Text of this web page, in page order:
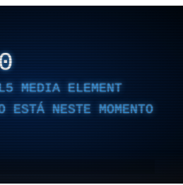
MEDIA ELEMENT
ESTÁ NESTE MOMENTO